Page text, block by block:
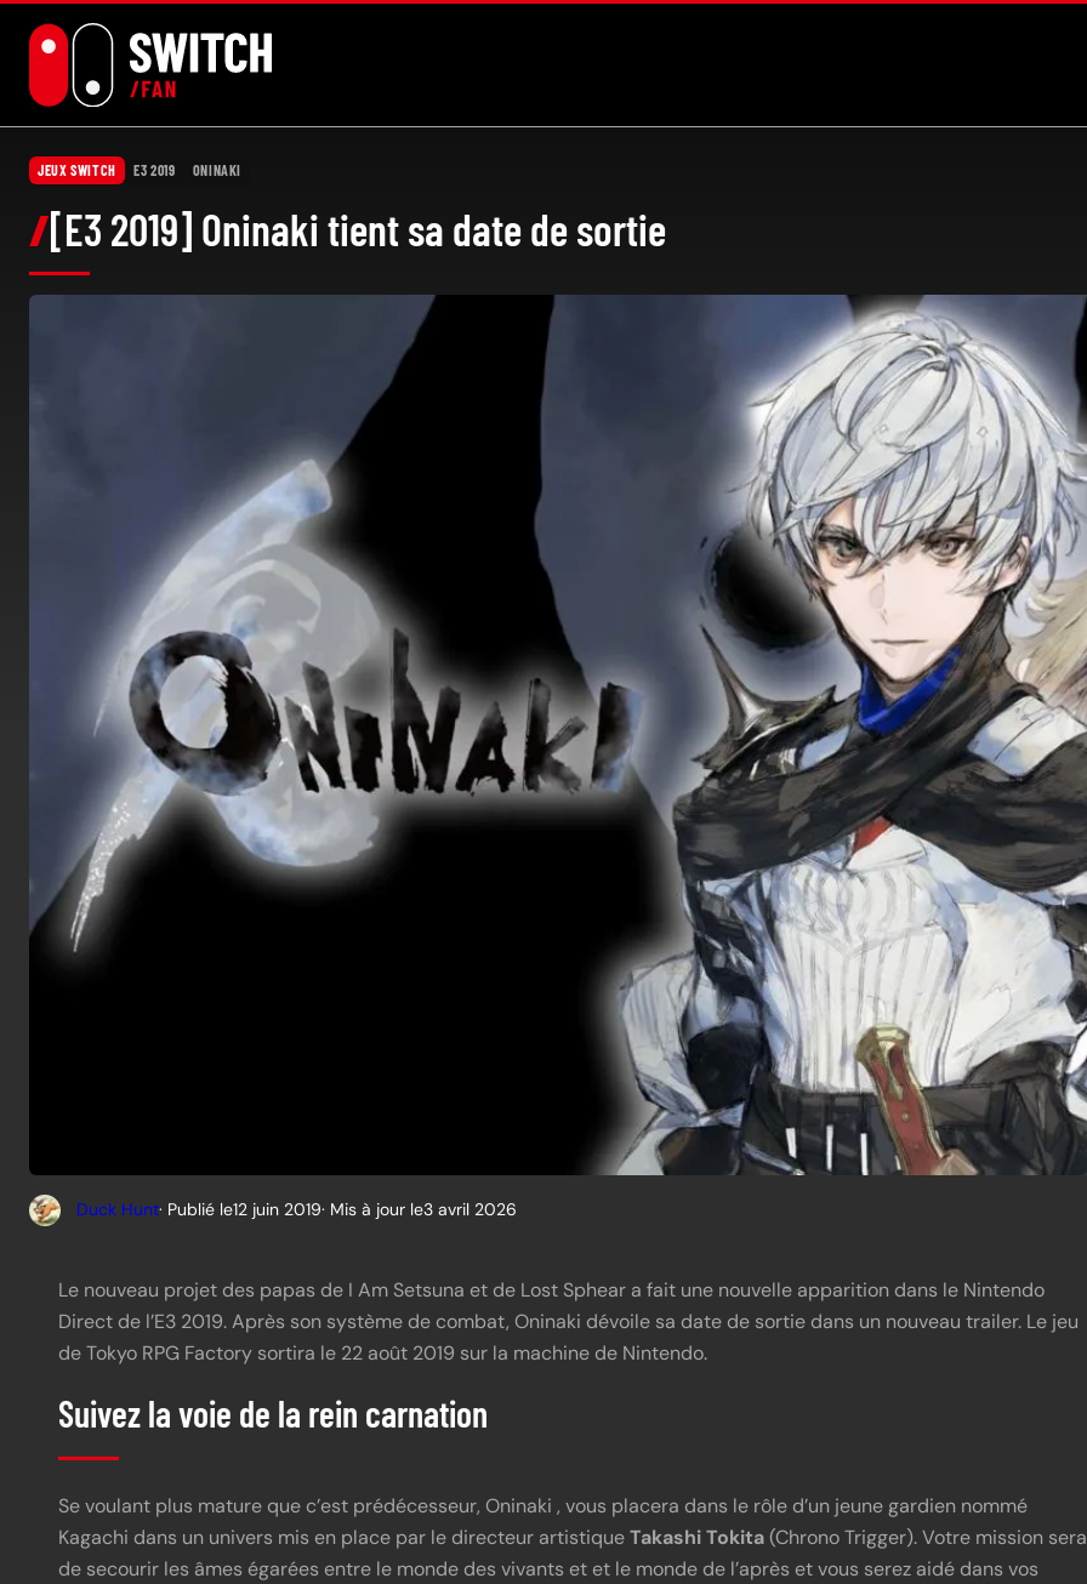
JEUX SWITCH E3 2019 ONINAKI
[E3 2019] Oninaki tient sa date de sortie
Duck Hunt· Publié le12 juin 2019· Mis à jour le3 avril 2026
Le nouveau projet des papas de I Am Setsuna et de Lost Sphear a fait une nouvelle apparition dans le Nintendo
Direct de l’E3 2019. Après son système de combat, Oninaki dévoile sa date de sortie dans un nouveau trailer. Le jeu
de Tokyo RPG Factory sortira le 22 août 2019 sur la machine de Nintendo.
Suivez la voie de la rein carnation
Se voulant plus mature que c’est prédécesseur, Oninaki , vous placera dans le rôle d’un jeune gardien nommé
Kagachi dans un univers mis en place par le directeur artistiqueTakashi Tokita(Chrono Trigger). Votre mission sera
de secourir les âmes égarées entre le monde des vivants et et le monde de l’après et vous serez aidé dans vos